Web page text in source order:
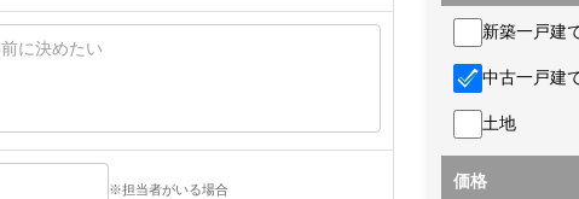
※担当者がいる場合
新築一戸建
中古一戸建
土地
価格